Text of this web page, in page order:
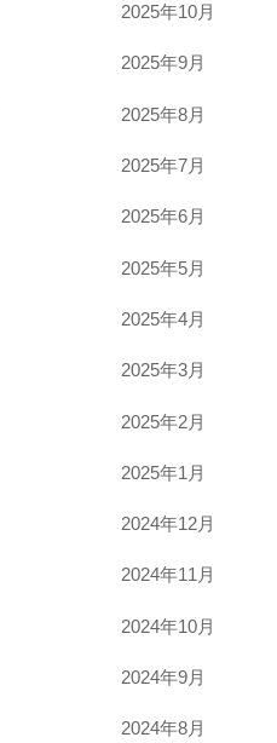
2025年10月
2025年9月
2025年8月
2025年7月
2025年6月
2025年5月
2025年4月
2025年3月
2025年2月
2025年1月
2024年12月
2024年11月
2024年10月
2024年9月
2024年8月